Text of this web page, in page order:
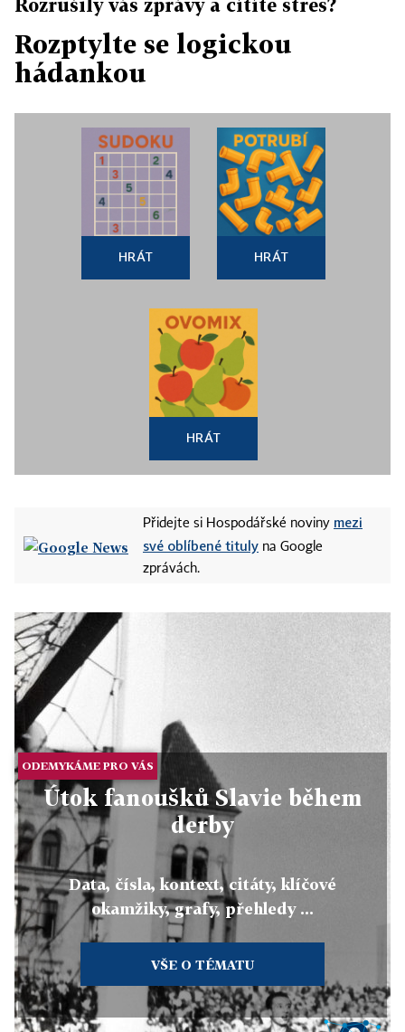
Rozrušily vás zprávy a cítíte stres?
Rozptylte se logickou
hádankou
HRÁT HRÁT
HRÁT
Přidejte si Hospodářské noviny mezi
své oblíbené tituly na Google
zprávách.
ODEMYKÁME PRO VÁS
Útok fanoušků Slavie během
derby
Data, čísla, kontext, citáty, klíčové
okamžiky, grafy, přehledy ...
VŠE O TÉMATU